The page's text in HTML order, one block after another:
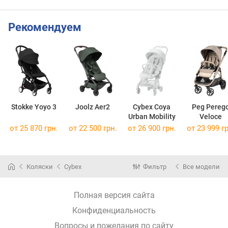
Рекомендуем
Stokke Yoyo 3 Joolz Aer2
Cybex Coya
Urban Mobility
Peg
Veloce
от 25 870 грн. от 22 500 грн. от 26 900 грн. от 23 999
Коляски Cybex Фильтр Все модели
Полная версия сайта
Конфиденциальность
Вопросы и пожелания по сайту